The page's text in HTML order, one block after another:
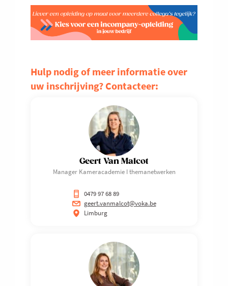
Hulp nodig of meer informatie over
uw inschrijving? Contacteer:
Geert Van Malcot
Manager Kameracademie I themanetwerken
0479 97 68 89
geert.vanmalcot@voka.be
Limburg